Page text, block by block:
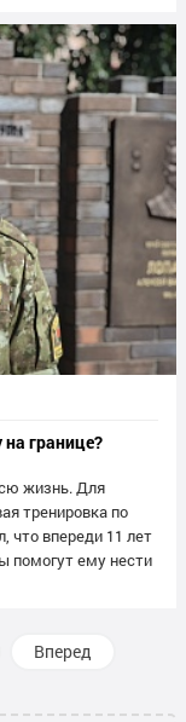
границе?
жизнь. Для
тренировка по
что впереди 11 лет
помогут ему нести
Вперед